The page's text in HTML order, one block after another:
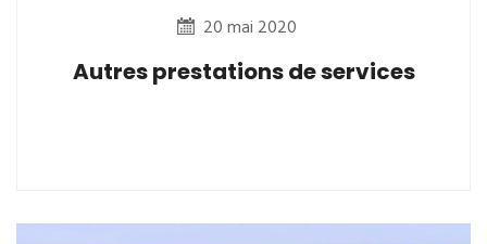
20 mai 2020
Autres prestations de services